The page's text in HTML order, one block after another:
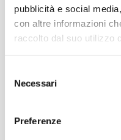
pubblicità e social
con altre informazioni
raccolto dal suo utilizzo
delNecessari
Preferenze
Ultimi post
un trend